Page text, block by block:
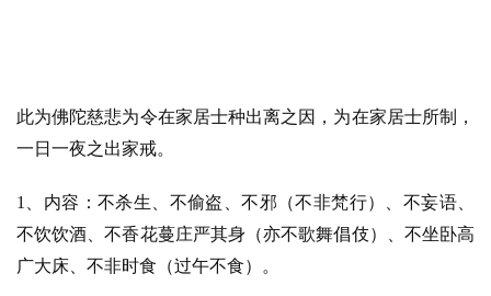
僧
音
僧
访
谈
此为佛陀慈悲为令在家居士种出离之因，为在家居士所制，
一日一夜之出家戒。
1、内容：不杀生、不偷盗、不邪（不非梵行）、不妄语、
不饮饮酒、不香花蔓庄严其身（亦不歌舞倡伎）、不坐卧高
广大床、不非时食（过午不食）。